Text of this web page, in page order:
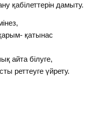
қабілеттерін дамыту.
қатынас
айта білуге,
реттеуге үйрету.